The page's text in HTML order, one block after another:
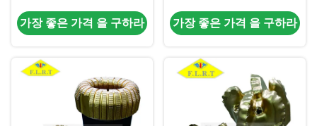
훈련을 위한 1/4
FM13088LU
가장 좋은 가격 을 구하라
본체 PDC 드릴 비트
가장 좋은 가격 을 구하라